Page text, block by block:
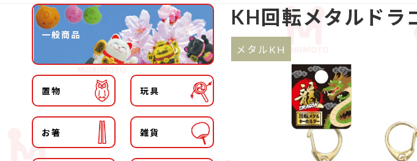
OEM商品例 KH回転メタルドラ
メタルKH
一般商品
置物 玩具
お箸 雑貨